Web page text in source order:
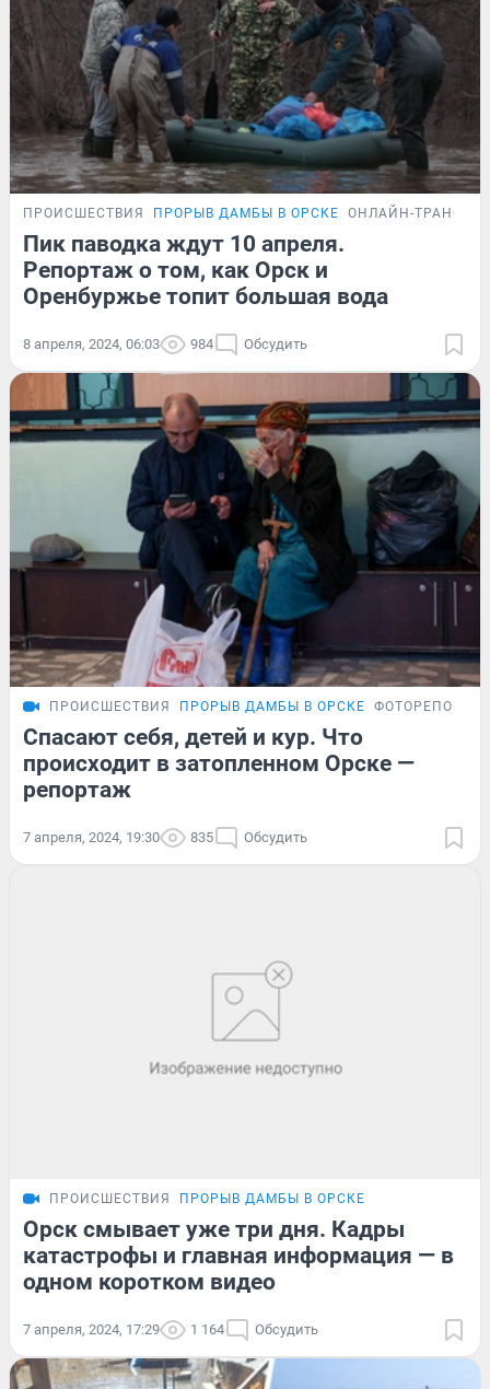
ПРОИСШЕСТВИЯ ПРОРЫВ ДАМБЫ В ОРСКЕ ОНЛАЙН-
Пик паводка ждут 10 апреля.
Репортаж о том, как Орск и
Оренбуржье топит большая вода
8 апреля, 2024, 06:03 984 Обсудить
ПРОИСШЕСТВИЯ ПРОРЫВ ДАМБЫ В ОРСКЕ
Спасают себя, детей и кур. Что
происходит в затопленном Орске —
репортаж
7 апреля, 2024, 19:30 835 Обсудить
ПРОИСШЕСТВИЯ ПРОРЫВ ДАМБЫ В ОРСКЕ
Орск смывает уже три дня. Кадры
катастрофы и главная информация — в
одном коротком видео
7 апреля, 2024, 17:29 1 164 Обсудить